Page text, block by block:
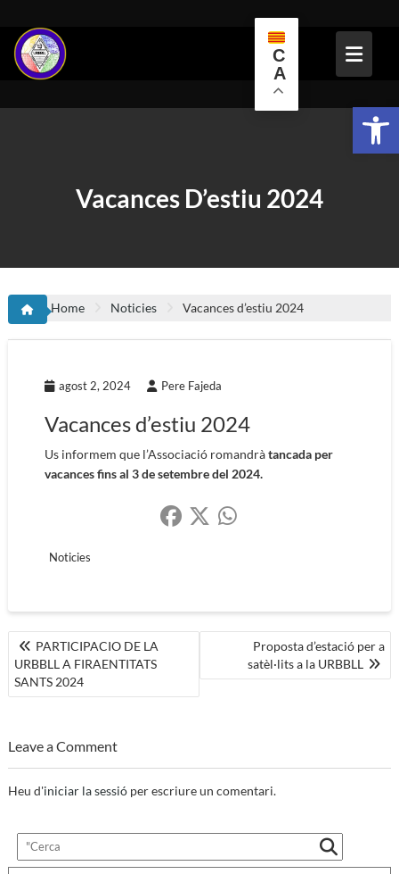
content
Vacances D’estiu 2024
Home Noticies Vacances d’estiu 2024
agost 2, 2024 Pere Fajeda
Vacances d’estiu 2024
Us informem que l’Associació romandràtancada per
vacances fins al 3 de setembre del 2024.
Noticies
Navegació
d'entrades
PARTICIPACIO DE LA
URBBLL A FIRAENTITATS
SANTS 2024
Proposta d’estació per a
satèl·lits a la URBBLL
Leave a Comment
Heu d'iniciar la sessióper escriure un comentari.
C
A